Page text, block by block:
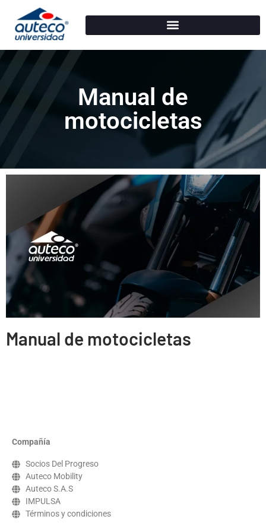
Manual de
motocicletas
Manual de motocicletas
Compañía
Socios Del Progreso
Auteco Mobility
Auteco S.A.S
IMPULSA
Términos y condiciones